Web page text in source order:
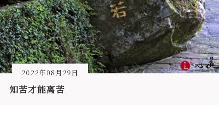
2022年08月29日
知苦才能离苦